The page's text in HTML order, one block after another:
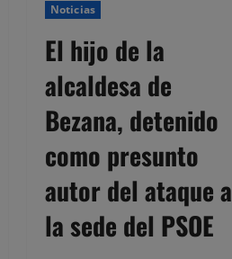
Noticias
El hijo de la
alcaldesa de
Bezana, detenido
como presunto
autor del ataque a
la sede del PSOE